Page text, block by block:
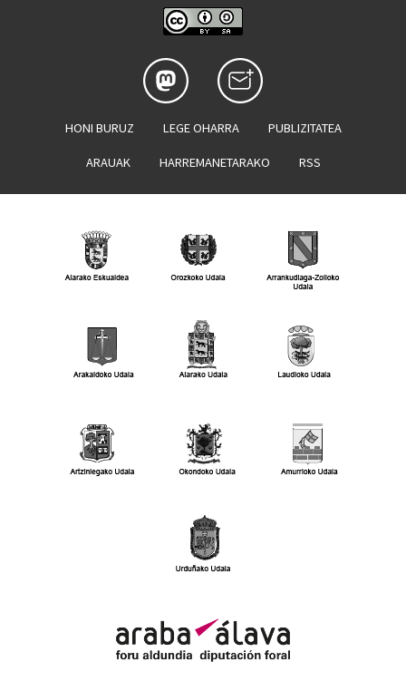
HONI BURUZ LEGE OHARRA PUBLIZITATEA
ARAUAK HARREMANETARAKO RSS